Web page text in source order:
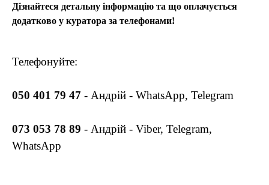
Дізнайтеся детальну інформацію та що оплачується
додатково у куратора за телефонами!
Телефонуйте:
050 401 79 47 - Андрій - WhatsApp, Telegram
073 053 78 89 - Андрій - Viber, Telegram,
WhatsApp